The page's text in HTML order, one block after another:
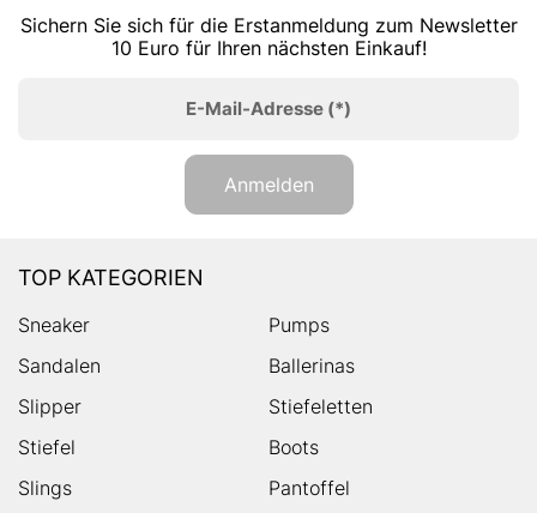
Sichern Sie sich für die Erstanmeldung zum Newsletter
10 Euro für Ihren nächsten Einkauf!
E-Mail-Adresse (*)
Anmelden
TOP KATEGORIEN
Sneaker
Pumps
Sandalen
Ballerinas
Slipper
Stiefeletten
Stiefel
Boots
Slings
Pantoffel